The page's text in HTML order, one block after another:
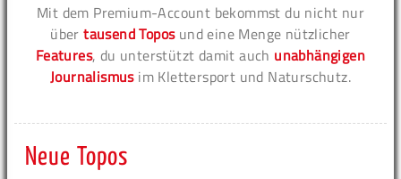
Mit dem Premium-Account bekommst du nicht nur
übertausend Toposund eine Menge nützlicher
Features, du unterstützt damit auch unabhängigen
Journalismusim Klettersport und Naturschutz.
Neue Topos